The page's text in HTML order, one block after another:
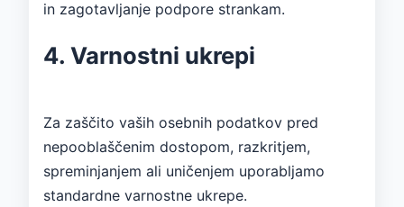
in zagotavljanje podpore strankam.
4. Varnostni ukrepi
Za zaščito vaših osebnih podatkov pred
nepooblaščenim dostopom, razkritjem,
spreminjanjem ali uničenjem uporabljamo
standardne varnostne ukrepe.